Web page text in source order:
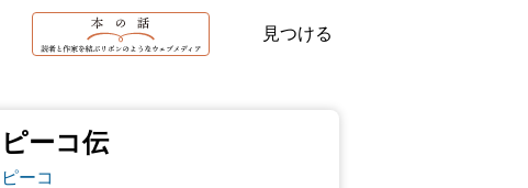
見つける
ピーコ伝
ピーコ